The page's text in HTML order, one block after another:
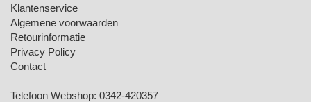
Klantenservice
Algemene voorwaarden
Retourinformatie
Privacy Policy
Contact
Telefoon Webshop: 0342-420357